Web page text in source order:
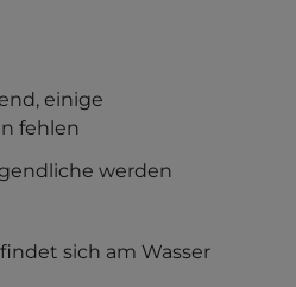
einige
fehlen
werden
sich am Wasser